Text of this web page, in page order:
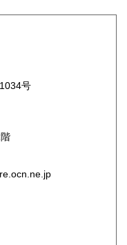
県
県
号
中心に日本近代文